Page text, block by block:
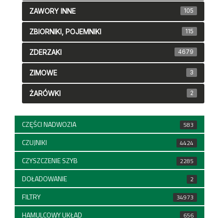
ZAWORY INNE 105
ZBIORNIKI, POJEMNIKI 115
ZDERZAKI 4679
ZIMOWE 3
ŻARÓWKI 2
CZĘŚCI NADWOZIA 583
CZUJNIKI 4424
CZYSZCZENIE SZYB 2285
DOŁADOWANIE 2
FILTRY 34973
HAMULCOWY UKŁAD 656